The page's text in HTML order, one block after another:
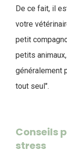
De ce fait, il
votre
petit
petits
généralement
tout seul".
Conseils
stress